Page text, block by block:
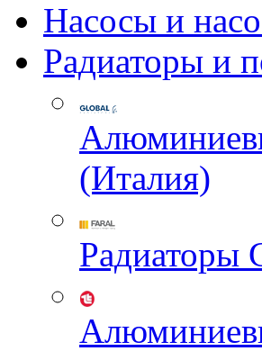
Насосы и
Радиаторы и
(Италия)
Радиаторы